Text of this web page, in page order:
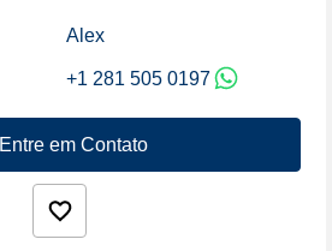
Alex
+1 281 505 0197
Entre em Contato